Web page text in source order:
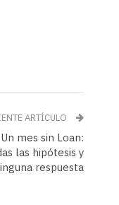
ARTÍCULO
Un mes sin Loan:
las hipótesis y
respuesta